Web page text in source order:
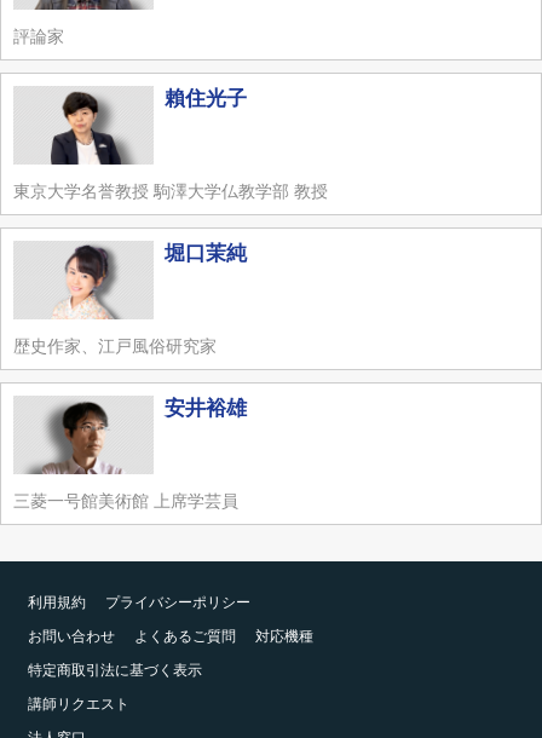
評論家
賴住光子
東京大学名誉教授 駒澤大学仏教学部 教授
堀口茉純
歴史作家、江戸風俗研究家
安井裕雄
三菱一号館美術館 上席学芸員
利用規約
プライバシーポリシー
お問い合わせ
よくあるご質問
対応機種
特定商取引法に基づく表示
講師リクエスト